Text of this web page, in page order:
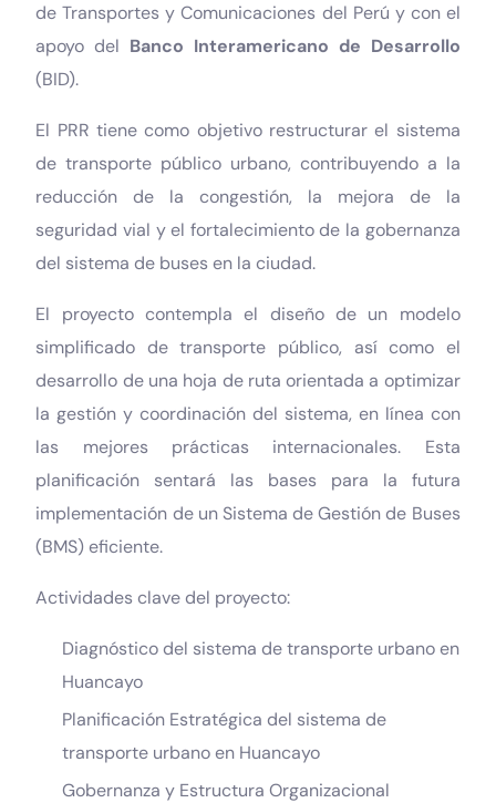
de Transportes y Comunicaciones del Perú y con el
apoyo del Banco Interamericano de Desarrollo
(BID).
El PRR tiene como objetivo restructurar el sistema
de transporte público urbano, contribuyendo a la
reducción de la congestión, la mejora de la
seguridad vial y el fortalecimiento de la gobernanza
del sistema de buses en la ciudad.
El proyecto contempla el diseño de un modelo
simplificado de transporte público, así como el
desarrollo de una hoja de ruta orientada a optimizar
la gestión y coordinación del sistema, en línea con
las mejores prácticas internacionales. Esta
planificación sentará las bases para la futura
implementación de un Sistema de Gestión de Buses
(BMS) eficiente.
Actividades clave del proyecto:
Diagnóstico del sistema de transporte urbano en
Huancayo
Planificación Estratégica del sistema de
transporte urbano en Huancayo
Gobernanza y Estructura Organizacional